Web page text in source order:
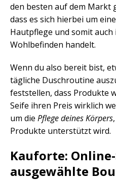
den besten auf dem Markt
dass es sich hierbei um
Hautpflege und somit
Wohlbefinden handelt.
Wenn du also bereit bist,
tägliche Duschroutine
feststellen, dass Produkte
Seife ihren Preis wirklich
um die Pflege deines Körpers
Produkte unterstützt wird.
Kauforte:
ausgewählte